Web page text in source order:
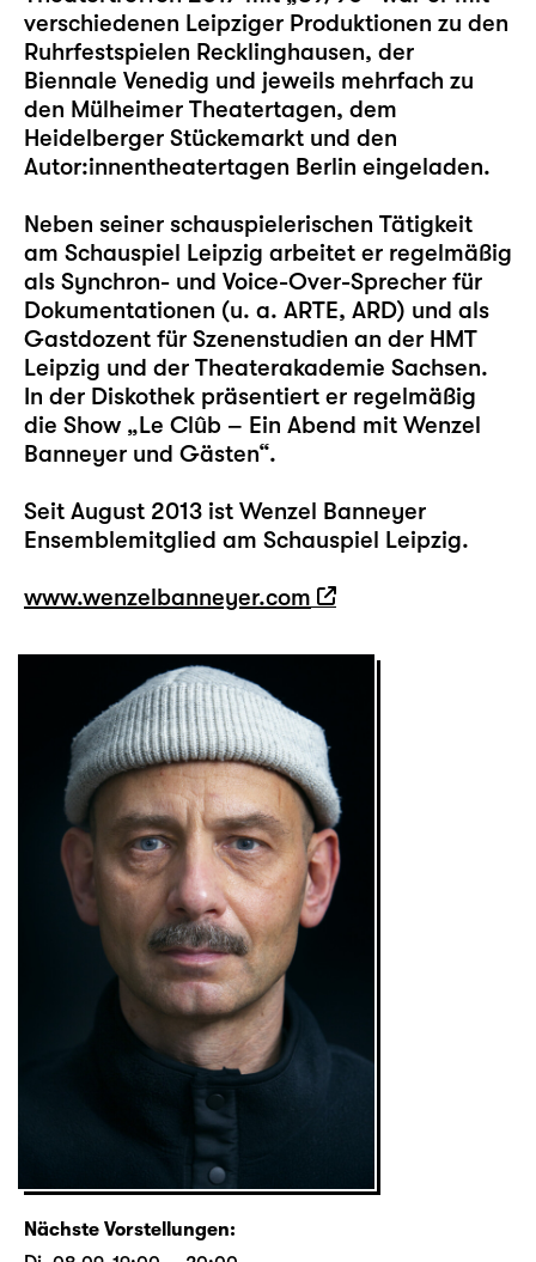
verschiedenen Leipziger Produktionen zu den
Ruhrfestspielen Recklinghausen, der
Biennale Venedig und jeweils mehrfach zu
den Mülheimer Theatertagen, dem
Heidelberger Stückemarkt und den
Autor:innentheatertagen Berlin eingeladen.
Neben seiner schauspielerischen Tätigkeit
am Schauspiel Leipzig arbeitet er regelmäßig
als Synchron- und Voice-Over-Sprecher für
Dokumentationen (u. a. ARTE, ARD) und als
Gastdozent für Szenenstudien an der HMT
Leipzig und der Theaterakademie Sachsen.
In der Diskothek präsentiert er regelmäßig
die Show „Le Clûb – Ein Abend mit Wenzel
Banneyer und Gästen“.
Seit August 2013 ist Wenzel Banneyer
Ensemblemitglied am Schauspiel Leipzig.
www.wenzelbanneyer.com
Nächste Vorstellungen: